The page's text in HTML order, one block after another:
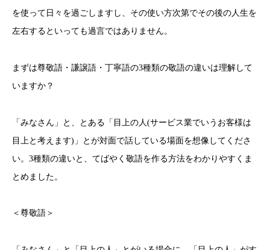
を使って日々を過ごしますし、その使い方次第でその後の人生を
左右するといっても過言ではありません。
まずは尊敬語・謙譲語・丁寧語の3種類の敬語の違いは理解して
いますか？
「みなさん」と、とある「目上の人(サービス業でいうお客様は
目上と考えます)」とが対面で話している場面を想像してくださ
い。3種類の違いと、てばやく敬語を作る方法をわかりやすくま
とめました。
＜尊敬語＞